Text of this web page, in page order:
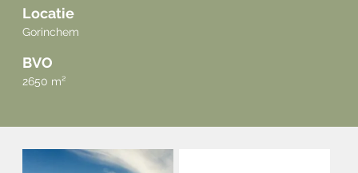
Locatie
Gorinchem
BVO
2650 m²